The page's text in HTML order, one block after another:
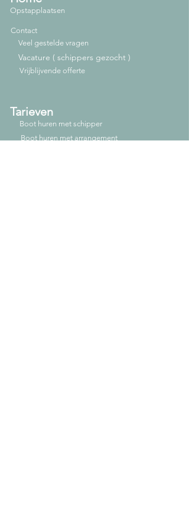
Contact
Opstapplaatsen
Veel gestelde vragen
Vacature ( schippers gezocht )
Vrijblijvende offerte
Tarieven
Boot huren met schipper
Boot huren met arrangement